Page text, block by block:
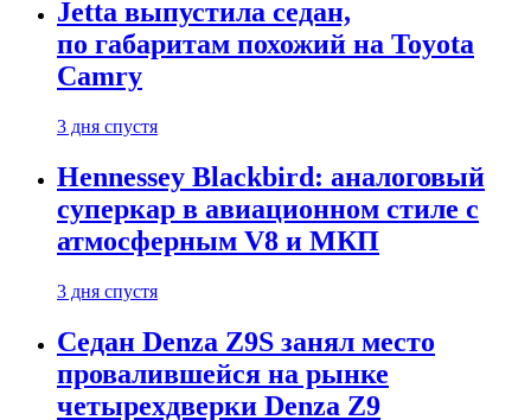
Jetta выпустила седан,
по габаритам похожий на Toyota
Camry
3 дня спустя
Hennessey Blackbird: аналоговый
суперкар в авиационном стиле с
атмосферным V8 и МКП
3 дня спустя
Седан Denza Z9S занял место
провалившейся на рынке
четырехдверки Denza Z9